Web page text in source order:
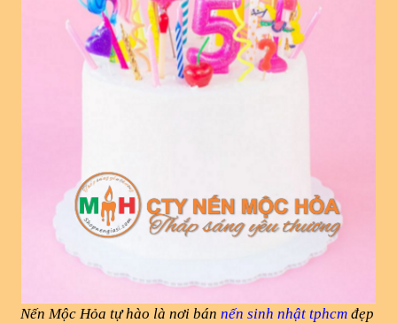
Nến Mộc Hỏa tự hào là nơi bán nến sinh nhật tphcm đẹp